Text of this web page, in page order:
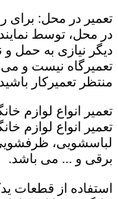
تعمیر در محل: برای
در محل، توسط
دیگر نیازی به حمل
تعمیرگاه نیست و می
منتظر تعمیرکار
تعمیر انواع لوازم
تعمیر انواع لوازم
لباسشویی،
برقی و ... می باشد.
استفاده از قطعات